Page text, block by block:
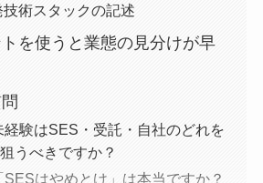
術スタックの記述
を使うと業態の見分けが早
経験はSES・受託・自社のどれを
うべきですか？
SESはやめとけ」は本当ですか？